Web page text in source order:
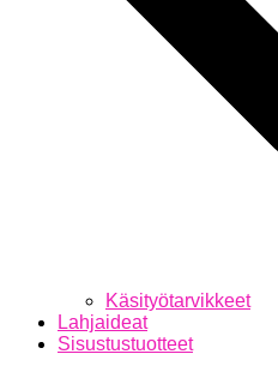
Käsityötarvikkeet
Lahjaideat
Sisustustuotteet